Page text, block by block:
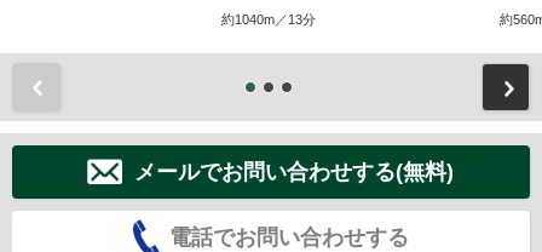
約1040m／13分 約
メールでお問い合わせする(無料)
電話でお問い合わせする